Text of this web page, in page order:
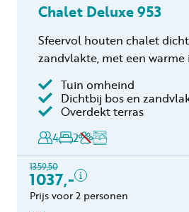
Chalet Deluxe 953
Sfeervol houten chalet
zandvlakte, met een
Tuin omheind
Dichtbij bos en
Overdekt terras
4
2
1359,50
1037,-
Inclusief
Prijs voor 2 personen